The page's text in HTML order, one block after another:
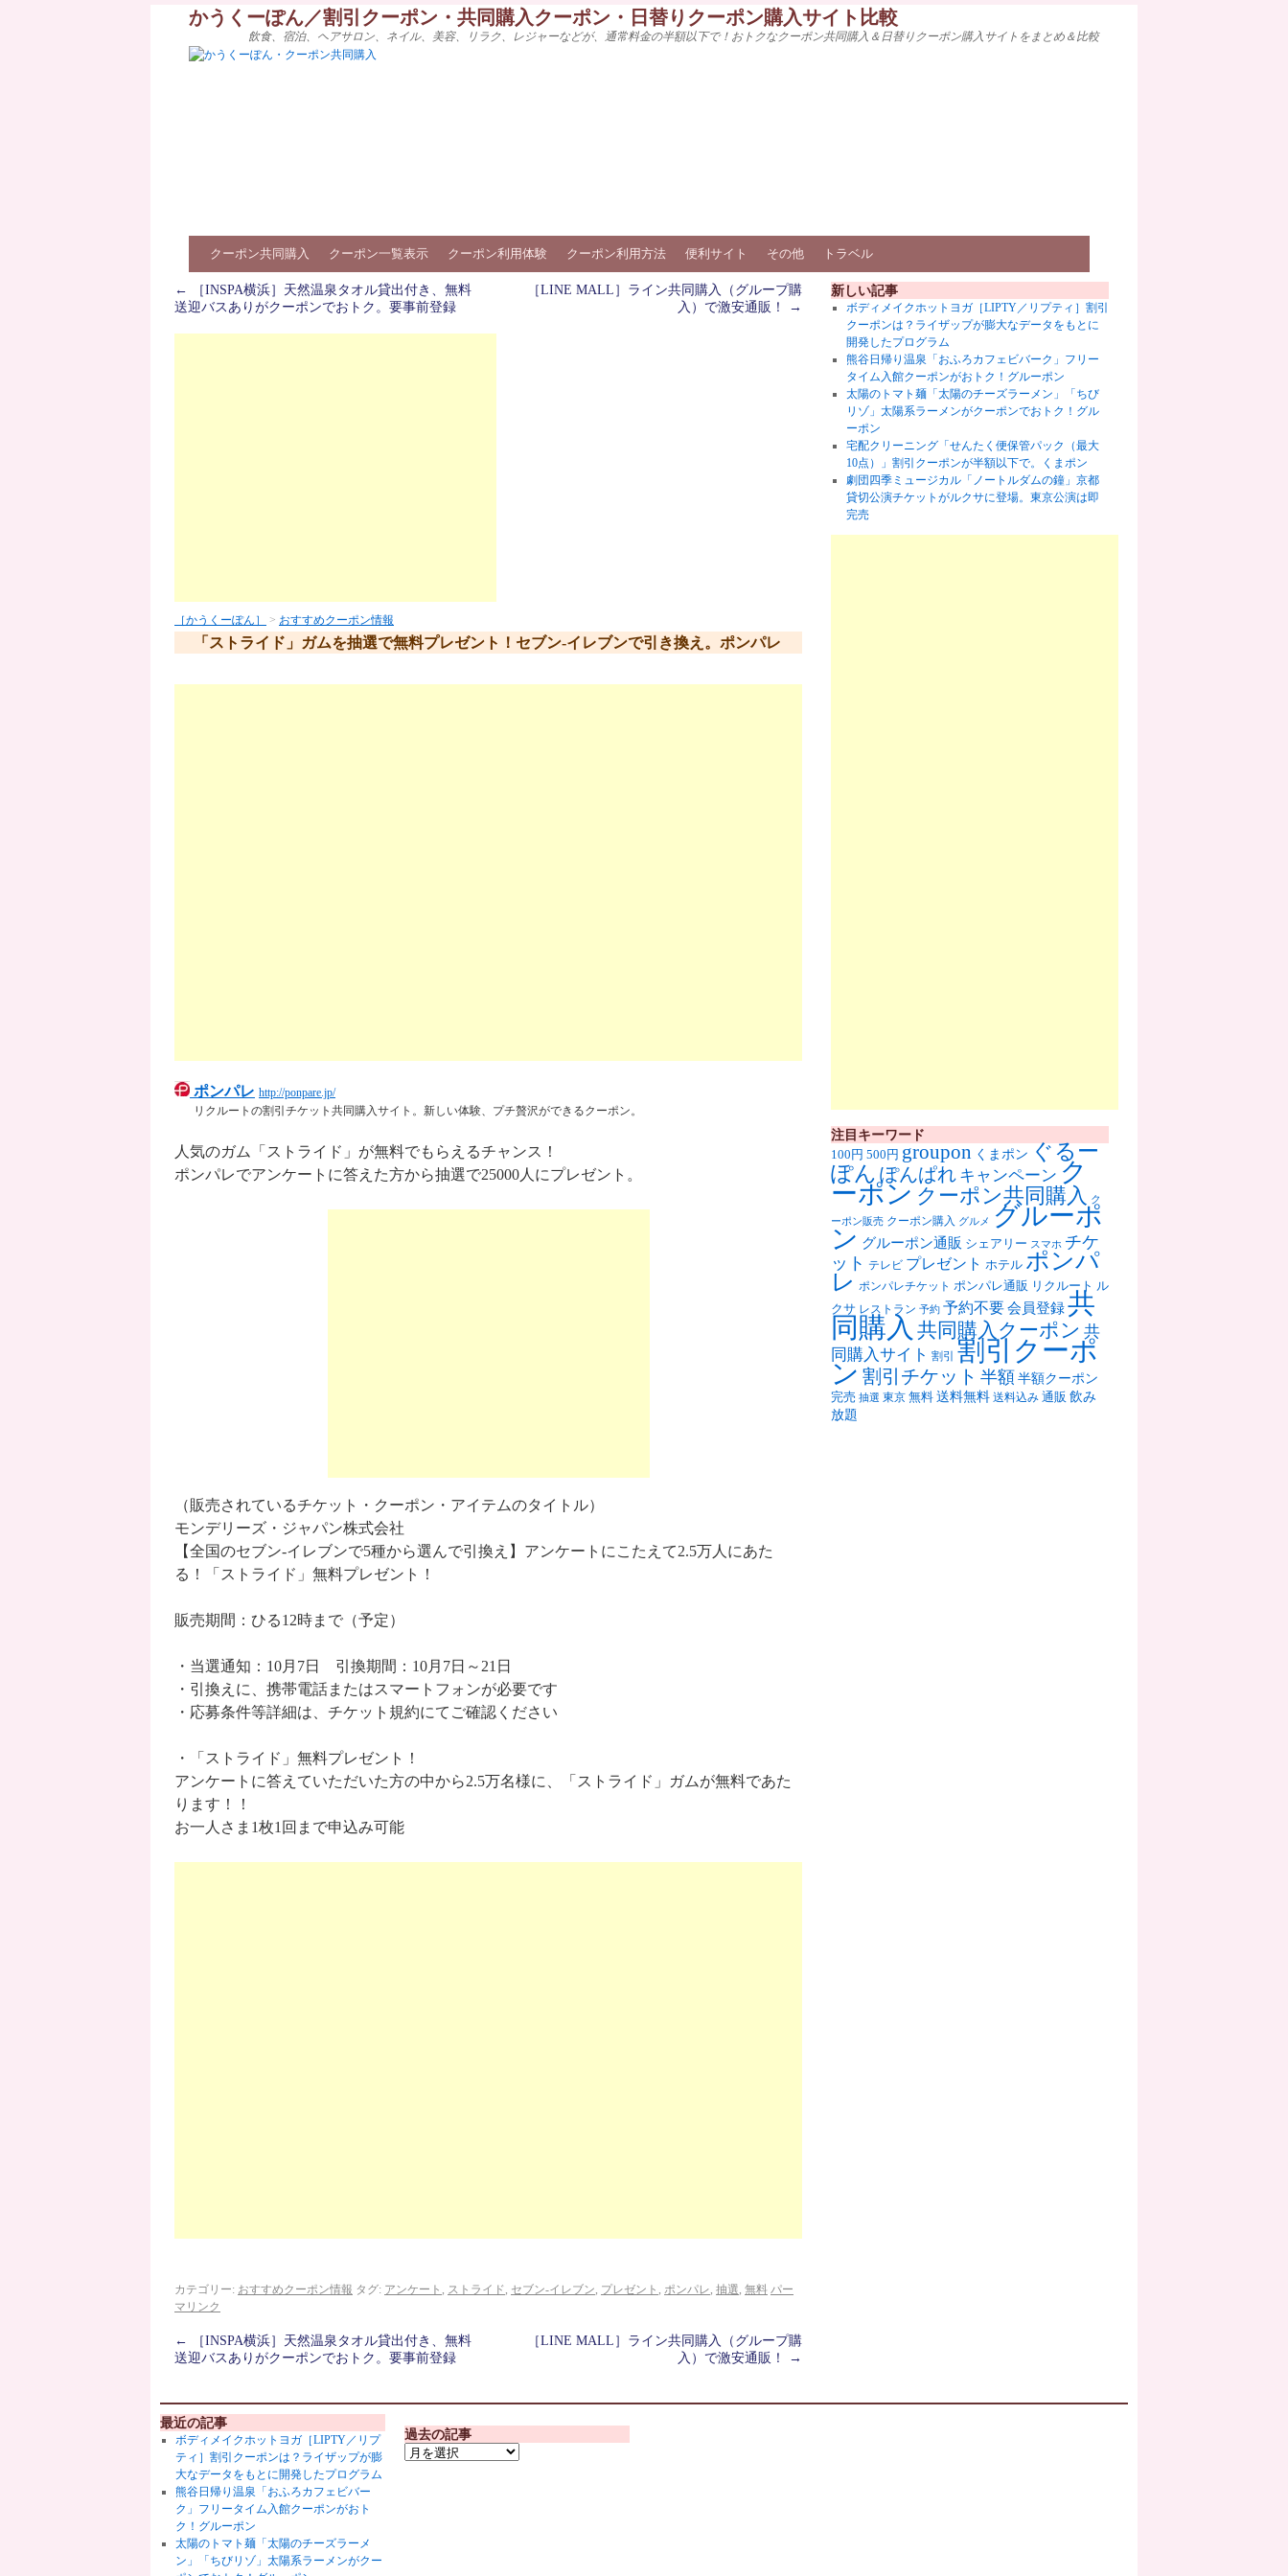
かうくーぽん／割引クーポン・共同購入クーポン・日替りクーポン購入サイト比較
飲食、宿泊、ヘアサロン、ネイル、美容、リラク、レジャーなどが、通常料金の半額以下で！おトクなクーポン共同購入＆日替りクーポン購入サイトをまとめ＆比較
クーポン共同購入 クーポン一覧表示 クーポン利用体験 クーポン利用方法 便利サイト その他 トラベル
←
［INSPA横浜］天然温泉タオル貸出付き、無料
送迎バスありがクーポンでおトク。要事前登録
［LINE MALL］ライン共同購入（グループ購
入）で激安通販！
→
［かうくーぽん］ > おすすめクーポン情報
「ストライド」ガムを抽選で無料プレゼント！セブン-イレブンで引き換え。ポンパレ
ポンパレ http://ponpare.jp/
リクルートの割引チケット共同購入サイト。新しい体験、プチ贅沢ができるクーポン。
人気のガム「ストライド」が無料でもらえるチャンス！
ポンパレでアンケートに答えた方から抽選で25000人にプレゼント。
（販売されているチケット・クーポン・アイテムのタイトル）
モンデリーズ・ジャパン株式会社
【全国のセブン-イレブンで5種から選んで引換え】アンケートにこたえて2.5万人にあた
る！「ストライド」無料プレゼント！
販売期間：ひる12時まで（予定）
・当選通知：10月7日 引換期間：10月7日～21日
・引換えに、携帯電話またはスマートフォンが必要です
・応募条件等詳細は、チケット規約にてご確認ください
・「ストライド」無料プレゼント！
アンケートに答えていただいた方の中から2.5万名様に、「ストライド」ガムが無料であた
ります！！
お一人さま1枚1回まで申込み可能
カテゴリー: おすすめクーポン情報 タグ: アンケート , ストライド, セブン-イレブン, プレゼント , ポンパレ, 抽選, 無料 パー
マリンク
←
［INSPA横浜］天然温泉タオル貸出付き、無料
送迎バスありがクーポンでおトク。要事前登録
［LINE MALL］ライン共同購入（グループ購
入）で激安通販！
→
新しい記事
ボディメイクホットヨガ［LIPTY／リプティ］割引
クーポンは？ライザップが膨大なデータをもとに
開発したプログラム
熊谷日帰り温泉「おふろカフェビバーク」フリー
タイム入館クーポンがおトク！グルーポン
太陽のトマト麺「太陽のチーズラーメン」「ちび
リゾ」太陽系ラーメンがクーポンでおトク！グル
ーポン
宅配クリーニング「せんたく便保管パック（最大
10点）」割引クーポンが半額以下で。くまポン
劇団四季ミュージカル「ノートルダムの鐘」京都
貸切公演チケットがルクサに登場。東京公演は即
完売
注目キーワード
100円 500円 groupon くまポン ぐるー
ぽん ぽんぱれ キャンペーン ク
ーポン クーポン共同購入 ク
ーポン販売 クーポン購入 グルメ グルーポ
ン グルーポン通販 シェアリー スマホ チケ
ット テレビ プレゼント ホテル ポンパ
レ ポンパレチケット ポンパレ通販 リクルート ル
クサ レストラン 予約 予約不要会員登録共
同購入 共同購入クーポン 共
同購入サイト 割引 割引クーポ
ン 割引チケット 半額 半額クーポン
完売 抽選 東京 無料 送料無料 送料込み 通販 飲み
放題
最近の記事
ボディメイクホットヨガ［LIPTY／リプ
ティ］割引クーポンは？ライザップが膨
大なデータをもとに開発したプログラム
熊谷日帰り温泉「おふろカフェビバー
ク」フリータイム入館クーポンがおト
ク！グルーポン
太陽のトマト麺「太陽のチーズラーメ
ン」「ちびリゾ」太陽系ラーメンがクー
過去の記事